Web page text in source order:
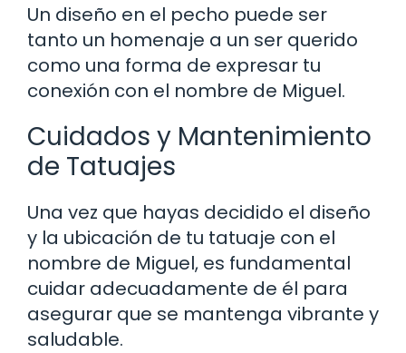
Un diseño en el pecho puede ser
tanto un homenaje a un ser querido
como una forma de expresar tu
conexión con el nombre de Miguel.
Cuidados y Mantenimiento
de Tatuajes
Una vez que hayas decidido el diseño
y la ubicación de tu tatuaje con el
nombre de Miguel, es fundamental
cuidar adecuadamente de él para
asegurar que se mantenga vibrante y
saludable.